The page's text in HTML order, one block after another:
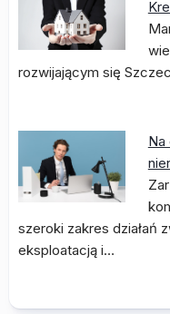
rozwijającym się
Na
szeroki zakres działań
eksploatacją i…